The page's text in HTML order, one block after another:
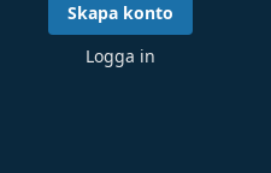
Skapa konto
Logga in